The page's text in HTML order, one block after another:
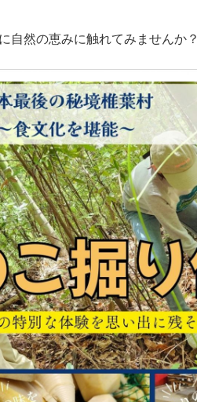
自然の恵みに触れてみませんか？